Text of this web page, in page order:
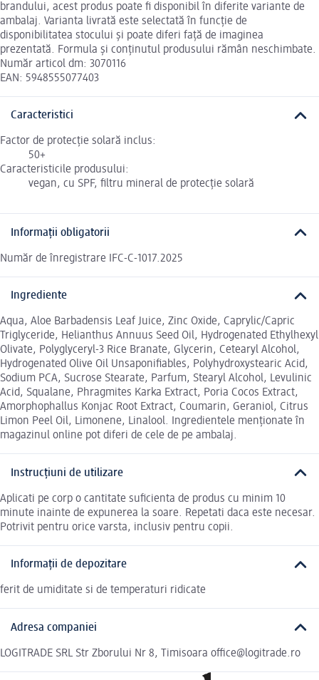
brandului, acest produs poate fi disponibil în diferite variante de
ambalaj. Varianta livrată este selectată în funcție de
disponibilitatea stocului și poate diferi față de imaginea
prezentată. Formula și conținutul produsului rămân neschimbate.
Număr articol dm: 3070116
EAN: 5948555077403
Caracteristici
Factor de protecție solară inclus:
50+
Caracteristicile produsului:
vegan, cu SPF, filtru mineral de protecție solară
Informații obligatorii
Număr de înregistrare IFC-C-1017.2025
Ingrediente
Aqua, Aloe Barbadensis Leaf Juice, Zinc Oxide, Caprylic/Capric
Triglyceride, Helianthus Annuus Seed Oil, Hydrogenated Ethylhexyl
Olivate, Polyglyceryl-3 Rice Branate, Glycerin, Cetearyl Alcohol,
Hydrogenated Olive Oil Unsaponifiables, Polyhydroxystearic Acid,
Sodium PCA, Sucrose Stearate, Parfum, Stearyl Alcohol, Levulinic
Acid, Squalane, Phragmites Karka Extract, Poria Cocos Extract,
Amorphophallus Konjac Root Extract, Coumarin, Geraniol, Citrus
Limon Peel Oil, Limonene, Linalool. Ingredientele menționate în
magazinul online pot diferi de cele de pe ambalaj.
Instrucțiuni de utilizare
Aplicati pe corp o cantitate suficienta de produs cu minim 10
minute inainte de expunerea la soare. Repetati daca este necesar.
Potrivit pentru orice varsta, inclusiv pentru copii.
Informații de depozitare
ferit de umiditate si de temperaturi ridicate
Adresa companiei
LOGITRADE SRL Str Zborului Nr 8, Timisoara office@logitrade.ro